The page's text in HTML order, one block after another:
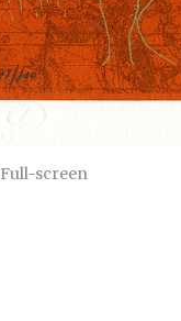
Full-screen